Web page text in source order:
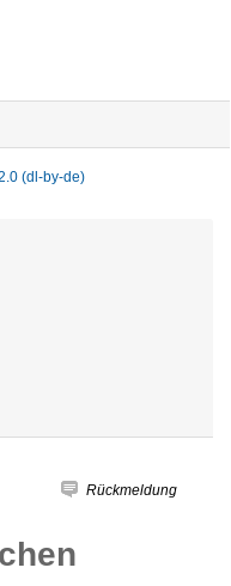
(dl-by-de)
Rückmeldung